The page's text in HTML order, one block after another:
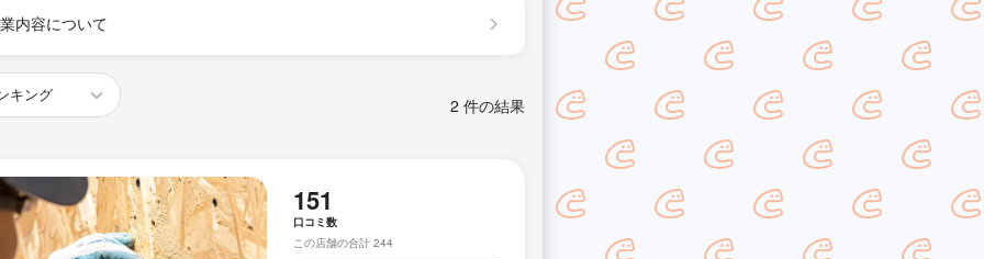
内容について
2 件の結果
151
口コミ数
この店舗の合計 244